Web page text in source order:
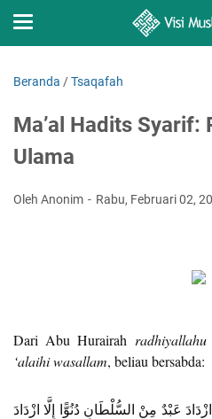
Beranda /Tsaqafah
Ma’al Hadits Syarif:
Ulama
Oleh Anonim Rabu, Februari 02,
Dari Abu Hurairah radhiyallahu
‘alaihi wasallam, beliau bersabda:
عَبْدٌ مِنْ السُّلْطَانِ دُنُوًّا إِلَّا ازْدَادَ